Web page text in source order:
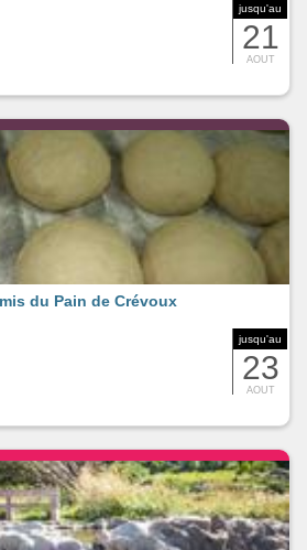
jusqu'au
21
AOUT
jusqu'au
23
AOUT
du Pain de Crévoux